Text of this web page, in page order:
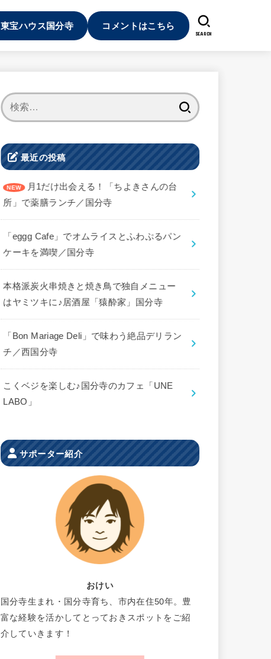
東宝ハウス国分寺 コメントはこちら
SEARCH
最近の投稿
月1だけ出会える！「ちよきさんの台
所」で薬膳ランチ／国分寺
「eggg Cafe」でオムライスとふわぷるパン
ケーキを満喫／国分寺
本格派炭火串焼きと焼き鳥で独自メニュー
はヤミツキに♪居酒屋「猿酔家」国分寺
「Bon Mariage Deli」で味わう絶品デリラン
チ／西国分寺
こくベジを楽しむ♪国分寺のカフェ「UNE
LABO」
サポーター紹介
おけい
国分寺生まれ・国分寺育ち、市内在住50年。豊
富な経験を活かしてとっておきスポットをご紹
介していきます！